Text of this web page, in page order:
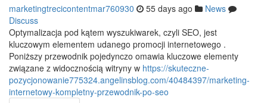
marketingtrecicontentmar760930 55 days ago
News
Discuss
Optymalizacja pod kątem wyszukiwarek, czyli SEO, jest
kluczowym elementem udanego promocji internetowego .
Poniższy przewodnik pojedynczo omawia kluczowe elementy
związane z widocznością witryny w https://skuteczne-
pozycjonowanie775324.angelinsblog.com/40484397/marketing-
internetowy-kompletny-przewodnik-po-seo